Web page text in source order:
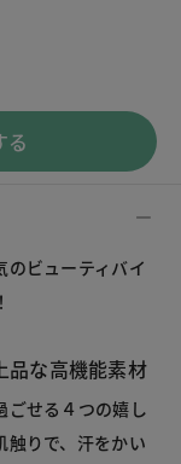
る
のビューティバイ
品な高機能素材
ごせる４つの嬉し
触りで、汗をかい